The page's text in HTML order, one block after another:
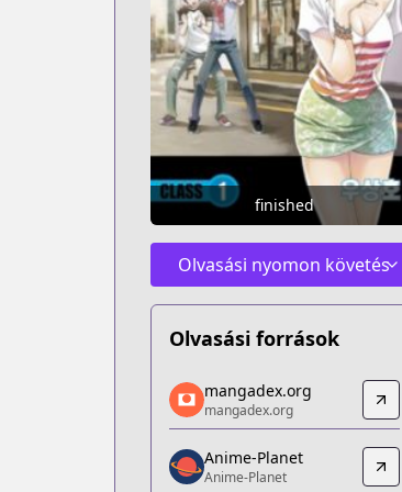
finished
Olvasási nyomon követés
Olvasási források
mangadex.org
mangadex.org
https://mangadex.org/title/
Anime-Planet
mangadex.org
mangadex.org
Anime-Planet
Anime-Planet